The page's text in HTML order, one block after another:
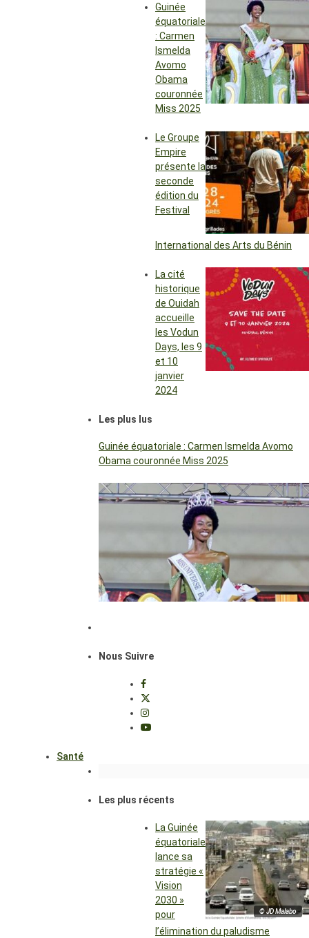
Guinée
équatoriale
: Carmen
Ismelda
Avomo
Obama
couronnée
Miss 2025
Le Groupe
Empire
présente la
seconde
édition du
Festival
International des Arts du Bénin
La cité
historique
de Ouidah
accueille
les Vodun
Days, les 9
et 10
janvier
2024
Les plus lus
Guinée équatoriale : Carmen Ismelda Avomo
Obama couronnée Miss 2025
Nous Suivre
Santé
Les plus récents
© JD Malabo
La Guinée
équatoriale
lance sa
stratégie «
Vision
2030 »
pour
l’élimination du paludisme